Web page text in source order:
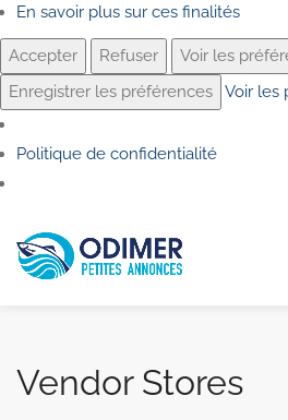
En savoir plus sur ces finalités
Accepter Refuser
Voir les
Enregistrer les préférences
Voir les
Politique de confidentialité
Vendor Stores